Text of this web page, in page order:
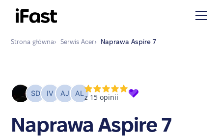
Strona główna› Serwis Acer› Naprawa Aspire 7
Naprawa Aspire 7